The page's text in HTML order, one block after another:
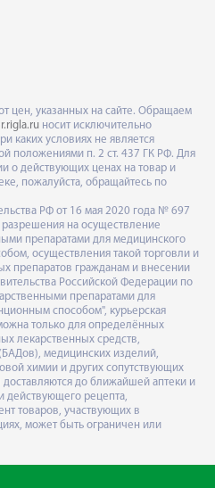
цен, указанных на сайте. Обращаем
носит исключительно
каких условиях не является
положениями п. 2 ст. 437 ГК РФ. Для
о действующих ценах на товар и
пожалуйста, обращайтесь по
РФ от 16 мая 2020 года № 697
на осуществление
препаратами для медицинского
осуществления такой торговли и
препаратов гражданам и внесении
Российской Федерации по
препаратами для
способом", курьерская
только для определённых
лекарственных средств,
медицинских изделий,
химии и других сопутствующих
до ближайшей аптеки и
действующего рецепта,
товаров, участвующих в
может быть ограничен или